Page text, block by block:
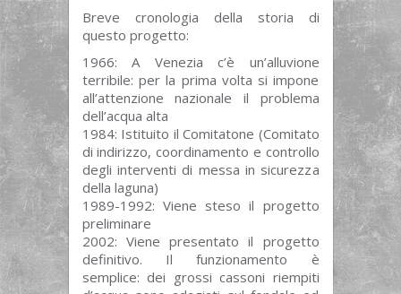
Breve cronologia della storia di
questo progetto:
1966: A Venezia c’è un’alluvione
terribile: per la prima volta si impone
all’attenzione nazionale il problema
dell’acqua alta
1984: Istituito il Comitatone (Comitato
di indirizzo, coordinamento e controllo
degli interventi di messa in sicurezza
della laguna)
1989-1992: Viene steso il progetto
preliminare
2002: Viene presentato il progetto
definitivo. Il funzionamento è
semplice: dei grossi cassoni riempiti